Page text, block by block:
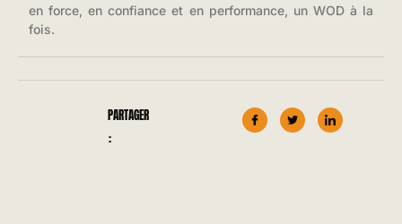
en force, en confiance et en performance, un WOD à la
fois.
PARTAGER
: